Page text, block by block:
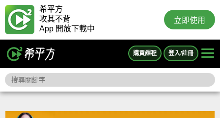
希平方
攻其不背
App 開放下載中
立即使用
購買課程 登入/註冊